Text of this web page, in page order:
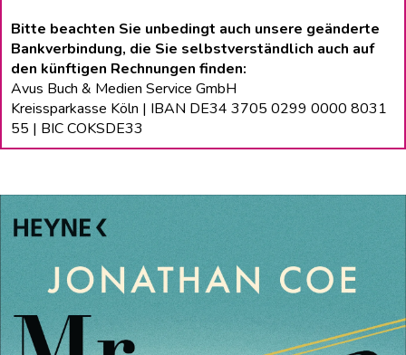
Bitte beachten Sie unbedingt auch unsere geänderte
Bankverbindung, die Sie selbstverständlich auch auf
den künftigen Rechnungen finden:
Avus Buch & Medien Service GmbH
Kreissparkasse Köln | IBAN DE34 3705 0299 0000 8031
55 | BIC COKSDE33